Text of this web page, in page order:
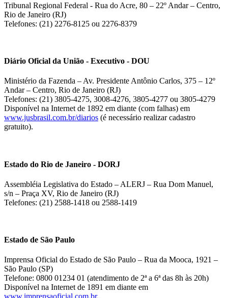
Tribunal Regional Federal - Rua do Acre, 80 – 22º Andar – Centro,
Rio de Janeiro (RJ)
Telefones: (21) 2276-8125 ou 2276-8379
Diário Oficial da União - Executivo - DOU
Ministério da Fazenda – Av. Presidente Antônio Carlos, 375 – 12º
Andar – Centro, Rio de Janeiro (RJ)
Telefones: (21) 3805-4275, 3008-4276, 3805-4277 ou 3805-4279
Disponível na Internet de 1892 em diante (com falhas) em
www.jusbrasil.com.br/diarios (é necessário realizar cadastro
gratuito).
Estado do Rio de Janeiro - DORJ
Assembléia Legislativa do Estado – ALERJ – Rua Dom Manuel,
s/n – Praça XV, Rio de Janeiro (RJ)
Telefones: (21) 2588-1418 ou 2588-1419
Estado de São Paulo
Imprensa Oficial do Estado de São Paulo – Rua da Mooca, 1921 –
São Paulo (SP)
Telefone: 0800 01234 01 (atendimento de 2ª a 6ª das 8h às 20h)
Disponível na Internet de 1891 em diante em